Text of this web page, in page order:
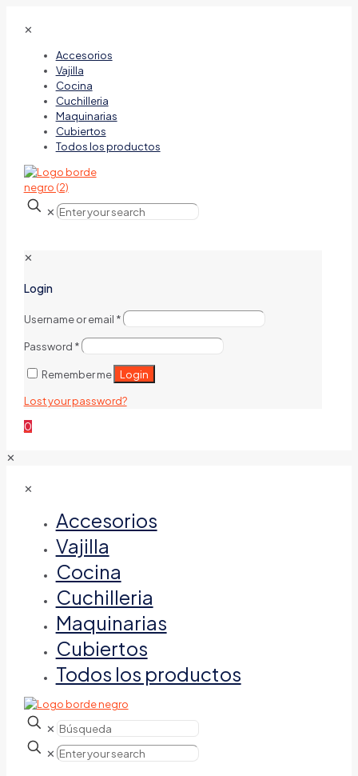
✕
Accesorios
Vajilla
Cocina
Cuchilleria
Maquinarias
Cubiertos
Todos los productos
✕
✕
Login
Username or email *
Password *
Remember me Login
Lost your password?
0
✕
✕
Accesorios
Vajilla
Cocina
Cuchilleria
Maquinarias
Cubiertos
Todos los productos
✕
✕